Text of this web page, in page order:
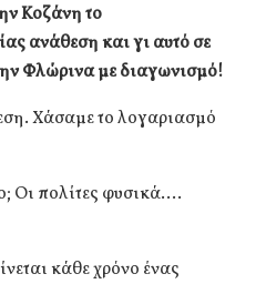
Κοζάνη το
ανάθεση και γι αυτό σε
Φλώρινα με διαγωνισμό!
Χάσαμε το λογαριασμό
Οι πολίτες φυσικά….
κάθε χρόνο ένας